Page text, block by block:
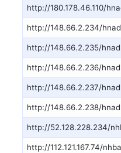
http://180.178.46.110/
http://148.66.2.234/
http://148.66.2.235/
http://148.66.2.236/
http://148.66.2.237/
http://148.66.2.238/
http://52.128.228.234/
http://112.121.167.74/